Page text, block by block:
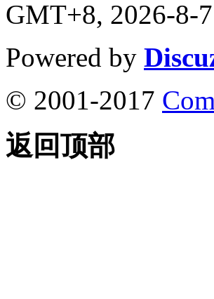
GMT+8, 2026-8-
Powered by
© 2001-2017
返回顶部